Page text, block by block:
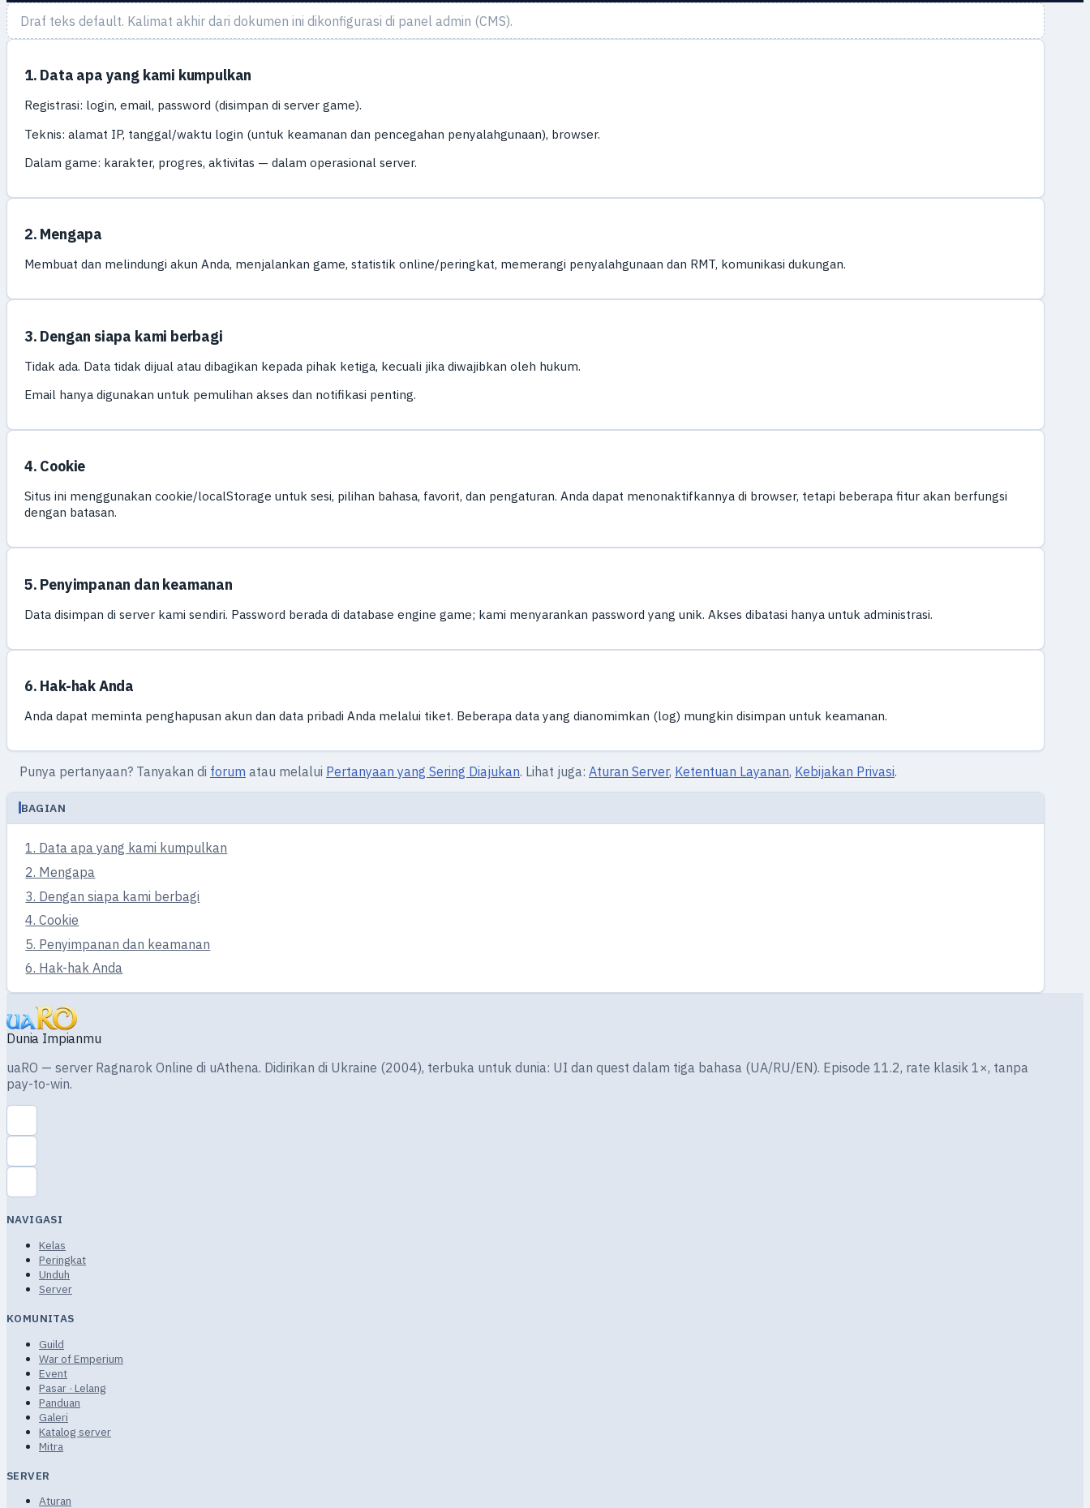
Draf teks default. Kalimat akhir dari dokumen ini dikonfigurasi di panel admin (CMS).
1. Data apa yang kami kumpulkan
Registrasi: login, email, password (disimpan di server game).
Teknis: alamat IP, tanggal/waktu login (untuk keamanan dan pencegahan penyalahgunaan), browser.
Dalam game: karakter, progres, aktivitas — dalam operasional server.
2. Mengapa
Membuat dan melindungi akun Anda, menjalankan game, statistik online/peringkat, memerangi penyalahgunaan dan RMT, komunikasi dukungan.
3. Dengan siapa kami berbagi
Tidak ada. Data tidak dijual atau dibagikan kepada pihak ketiga, kecuali jika diwajibkan oleh hukum.
Email hanya digunakan untuk pemulihan akses dan notifikasi penting.
4. Cookie
Situs ini menggunakan cookie/localStorage untuk sesi, pilihan bahasa, favorit, dan pengaturan. Anda dapat menonaktifkannya di browser, tetapi beberapa fitur akan berfungsi
dengan batasan.
5. Penyimpanan dan keamanan
Data disimpan di server kami sendiri. Password berada di database engine game; kami menyarankan password yang unik. Akses dibatasi hanya untuk administrasi.
6. Hak-hak Anda
Anda dapat meminta penghapusan akun dan data pribadi Anda melalui tiket. Beberapa data yang dianomimkan (log) mungkin disimpan untuk keamanan.
Punya pertanyaan? Tanyakan di forum atau melalui Pertanyaan yang Sering Diajukan. Lihat juga: Aturan Server, Ketentuan Layanan, Kebijakan Privasi.
BAGIAN
1. Data apa yang kami kumpulkan
2. Mengapa
3. Dengan siapa kami berbagi
4. Cookie
5. Penyimpanan dan keamanan
6. Hak-hak Anda
Dunia Impianmu
uaRO — server Ragnarok Online di uAthena. Didirikan di Ukraine (2004), terbuka untuk dunia: UI dan quest dalam tiga bahasa (UA/RU/EN). Episode 11.2, rate klasik 1×, tanpa
pay-to-win.
NAVIGASI
Kelas
Peringkat
Unduh
Server
KOMUNITAS
Guild
War of Emperium
Event
Pasar · Lelang
Panduan
Galeri
Katalog server
Mitra
SERVER
Aturan